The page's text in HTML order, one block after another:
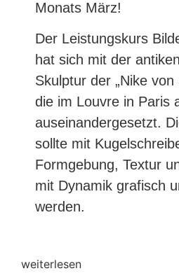
Monats März!
Der Leistungskurs
hat sich mit der
Skulptur der „Nike von
die im Louvre in Paris
auseinandergesetzt.
sollte mit
Formgebung, Textur
mit Dynamik grafisch
werden.
weiterlesen